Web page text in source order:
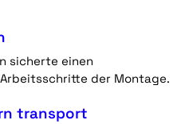
sicherte einen
der Montage.
transport